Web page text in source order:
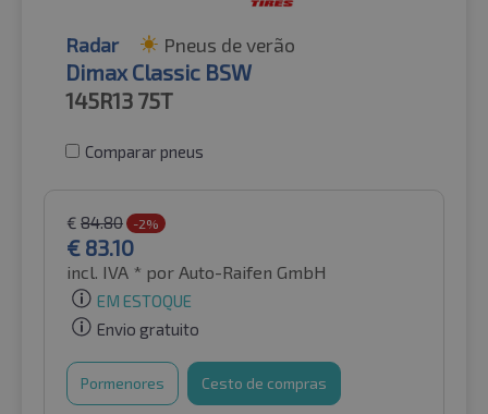
Radar Pneus de verão
Dimax Classic BSW
145R13 75T
Comparar pneus
€ 84.80 -2%
€ 83.10
incl. IVA * por Auto-Raifen GmbH
EM ESTOQUE
Envio gratuito
Pormenores Cesto de compras